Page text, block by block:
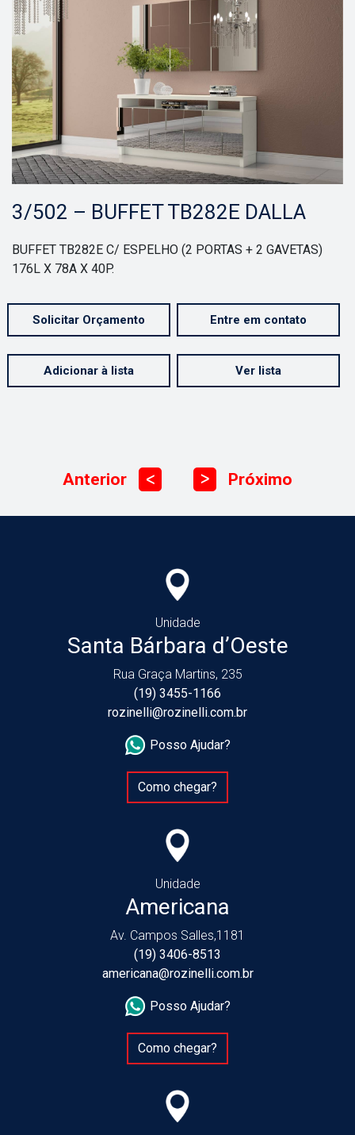
3/502 – BUFFET TB282E DALLA
BUFFET TB282E C/ ESPELHO (2 PORTAS + 2 GAVETAS)
176L X 78A X 40P.
Solicitar Orçamento Entre em contato
Adicionar à lista Ver lista
Anterior ᐳ ᐳ Próximo
Unidade
Santa Bárbara d’Oeste
Rua Graça Martins, 235
(19) 3455-1166
rozinelli@rozinelli.com.br
Posso Ajudar?
Como chegar?
Unidade
Americana
Av. Campos Salles,1181
(19) 3406-8513
americana@rozinelli.com.br
Posso Ajudar?
Como chegar?